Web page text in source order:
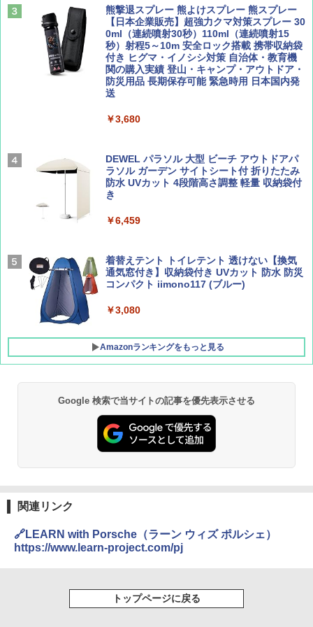
山と溪谷 2026年8月号「南アルプス大全」
￥1,540
Coyote No.89 特集 星野道夫 夢見る旅
￥1,540
AIRLINE（エアライン）2026年9月号【特
集】ボーイング110周年を祝して！
￥1,760
僕が見た未来【完全版】
￥0
A26 地球の歩き方 チェコ ポーランド スロヴ
パ
A09 地球の歩き方 イタリア 2026～2027 地
球の歩き方A ヨーロッパ
￥2,479
￥4,980
ENDLESS BASE 《めざましテレビで紹介》
テント ワンタッチ RENEW 幅200 2-3人用 43
500002(88859)
広げるだけ パッとサッとテント ブラックコ
ーティング フルクローズ メッシュ 3-4人用
簡単設置 ポップアップテント エクルベージ
ュ(BC仕様) PATC-150B(EB)
￥9,990
[キャンパーズコレクション 山善] 傘みたいに
広げるだけ パッとサッとテント キューブワ
イド ブラックコーティング フルクローズ メ
ATCW-150B エクルベージュ
熊撃退スプレー 熊よけスプレー 熊スプレー
【日本企業販売】超強力クマ対策スプレー 30
0ml（連続噴射30秒）110ml（連続噴射15
秒）射程5～10m 安全ロック搭載 携帯収納袋
付き ヒグマ・イノシシ対策 自治体・教育機
関の購入実績 登山・キャンプ・アウトドア・
防災用品 長期保存可能 緊急時用 日本国内発
送
￥3,680
DEWEL パラソル 大型 ビーチ アウトドアパ
ラソル ガーデン サイトシート付 折りたたみ
防水 UVカット 4段階高さ調整 軽量 収納袋付
き
￥6,459
着替えテント トイレテント 透けない【換気
通気窓付き】収納袋付き UVカット 防水 防災
コンパクト iimono117 (ブルー)
￥3,080
Amazonランキングをもっと見る
Google 検索で当サイトの記事を優先表示させる
関連リンク
🔗LEARN with Porsche（ラーン ウィズ ポルシェ）
https://www.learn-project.com/pj
トップページに戻る